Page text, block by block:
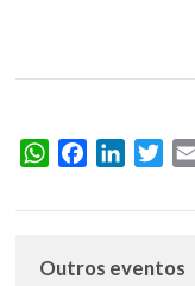
WhatsAppFacebookLinkedIn
Outros eventos